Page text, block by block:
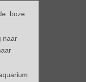
boze
naar